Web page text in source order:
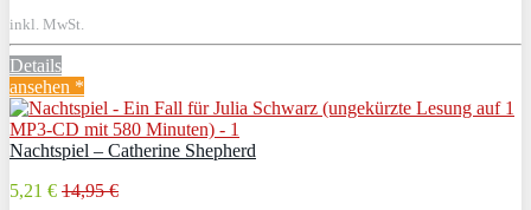
inkl. MwSt.
Details
ansehen *
Nachtspiel – Catherine Shepherd
5,21 € 14,95 €